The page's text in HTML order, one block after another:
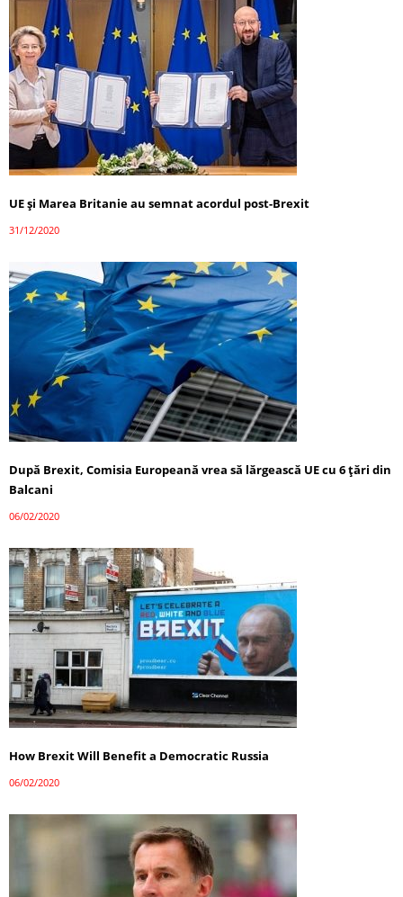
UE şi Marea Britanie au semnat acordul post-Brexit
31/12/2020
După Brexit, Comisia Europeană vrea să lărgească UE cu 6 ţări din
Balcani
06/02/2020
How Brexit Will Benefit a Democratic Russia
06/02/2020